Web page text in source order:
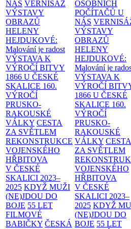
NÁS VERNISÁŽ
VÝSTAVY
OBRAZŮ
HELENY
HEJDUKOVÉ:
Malování je radost
VÝSTAVA K
VÝROČÍ BITVY
1866 U ČESKÉ
SKALICE 160.
VÝROČÍ
PRUSKO-
RAKOUSKÉ
VÁLKY CESTA
ZA SVĚTLEM
REKONSTRUKCE
VOJENSKÉHO
HŘBITOVA
V ČESKÉ
SKALICI 2023–
2025 KDYŽ MUŽI
(NE)JDOU DO
BOJE 55 LET
FILMOVÉ
BABIČKY ČESKÁ
OSOBNÍCH
POČÍTAČŮ U
NÁS
VÝSTAVY
OBRAZŮ
HELENY
HEJDUKOVÉ:
Malování je
VÝSTAVA K
VÝROČÍ
1866 U ČESKÉ
SKALICE 160.
VÝROČÍ
PRUSKO-
RAKOUSKÉ
VÁLKY CESTA
ZA SVĚTLEM
VOJENSKÉHO
HŘBITOVA
V ČESKÉ
SKALICI 2023–
2025 KDYŽ
(NE)JDOU DO
BOJE 55 LET